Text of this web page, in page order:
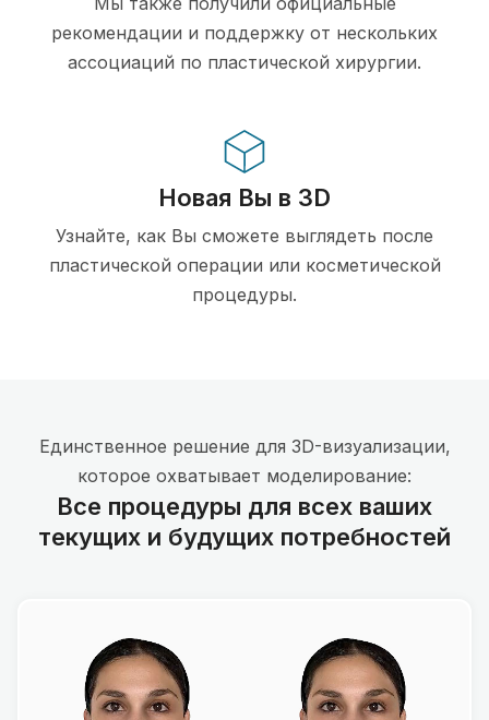
рекомендации и поддержку от нескольких
ассоциаций по пластической хирургии.
Новая Вы в 3D
Узнайте, как Вы сможете выглядеть после
пластической операции или косметической
процедуры.
Единственное решение для 3D-визуализации,
которое охватывает моделирование:
Все процедуры для всех ваших
текущих и будущих потребностей